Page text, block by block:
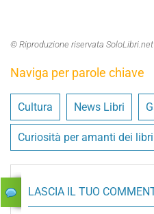
© Riproduzione riservata SoloLibri.net
Naviga per parole chiave
Cultura News Libri
Curiosità per amanti dei libri
LASCIA IL TUO